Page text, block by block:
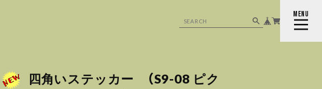
MENU
CLOSE
四角いステッカー （S9-08 ピク